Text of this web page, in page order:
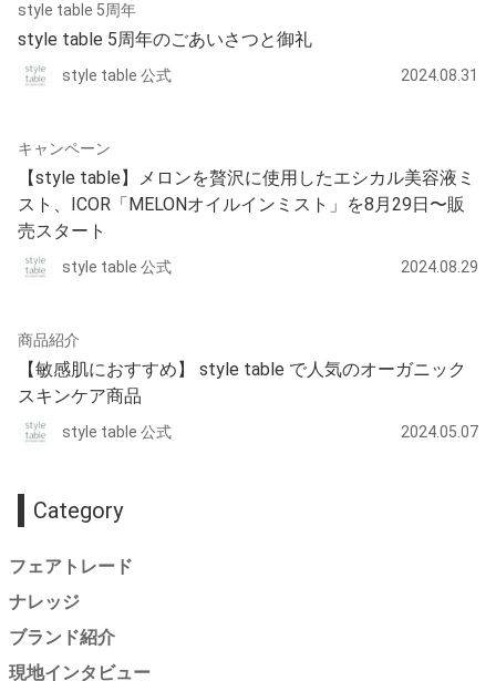
style table 5周年
style table 5周年のごあいさつと御礼
style table 公式 2024.08.31
キャンペーン
【style table】メロンを贅沢に使用したエシカル美容液ミ
スト、ICOR「MELONオイルインミスト」を8月29日〜販
売スタート
style table 公式 2024.08.29
商品紹介
【敏感肌におすすめ】 style table で人気のオーガニック
スキンケア商品
style table 公式 2024.05.07
Category
フェアトレード
ナレッジ
ブランド紹介
現地インタビュー